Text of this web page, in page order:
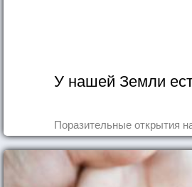
У нашей Земли
Поразительные открытия